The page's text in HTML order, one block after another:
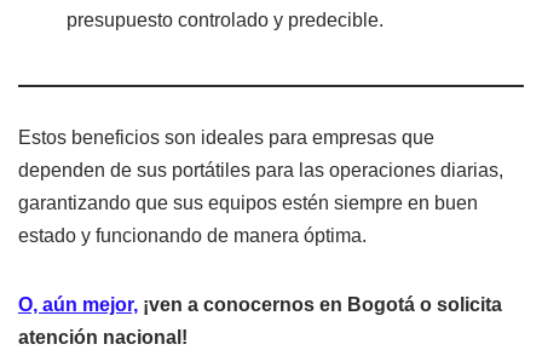
presupuesto controlado y predecible.
Estos beneficios son ideales para empresas que
dependen de sus portátiles para las operaciones diarias,
garantizando que sus equipos estén siempre en buen
estado y funcionando de manera óptima.
O, aún mejor, ¡ven a conocernos en Bogotá o solicita
atención nacional!